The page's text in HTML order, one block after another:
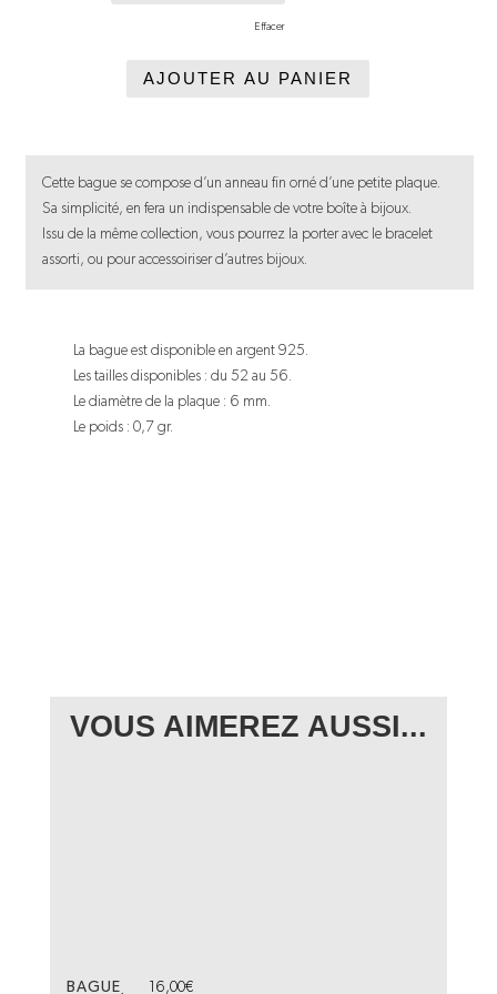
Effacer
AJOUTER AU PANIER
Cette bague se compose d’un anneau fin orné d’une petite plaque.
Sa simplicité, en fera un indispensable de votre boîte à bijoux.
Issu de la même collection, vous pourrez la porter avec le bracelet
assorti, ou pour accessoiriser d’autres bijoux.
La bague est disponible en argent 925.
Les tailles disponibles : du 52 au 56.
Le diamètre de la plaque : 6 mm.
Le poids : 0,7 gr.
VOUS AIMEREZ AUSSI...
BAGUE 16,00€